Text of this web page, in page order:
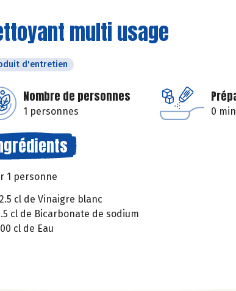
multi usage
d'entretien
Nombre de personnes
1 personnes 0 min
1 personne
cl de Vinaigre blanc
cl de Bicarbonate de sodium
cl de Eau